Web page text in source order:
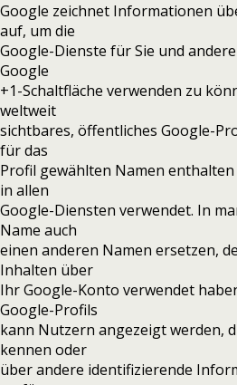
Google zeichnet Informationen
auf, um die
Google-Dienste für Sie und
Google
+1-Schaltfläche verwenden zu
weltweit
sichtbares, öffentliches Google-
für das
Profil gewählten Namen
in allen
Google-Diensten verwendet. In
Name auch
einen anderen Namen ersetzen,
Inhalten über
Ihr Google-Konto verwendet
Google-Profils
kann Nutzern angezeigt werden,
kennen oder
über andere identifizierende